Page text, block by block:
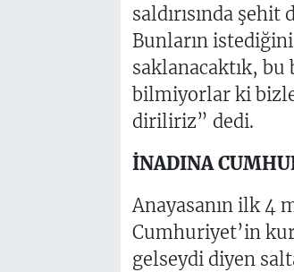
saldırısında
Bunların
saklanacaktık, bu
bilmiyorlar ki
diriliriz” dedi.
İNADINA
Anayasanın ilk 4
Cumhuriyet’in
gelseydi diyen